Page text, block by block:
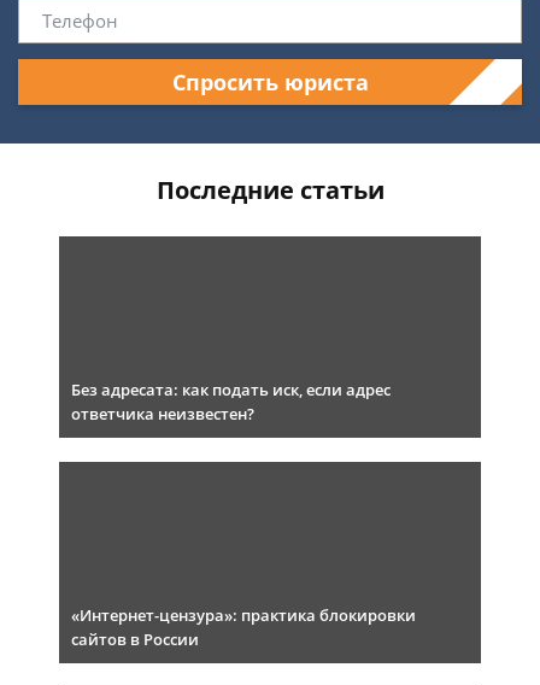
Спросить юриста
Последние статьи
Без адресата: как подать иск, если адрес
ответчика неизвестен?
«Интернет-цензура»: практика блокировки
сайтов в России